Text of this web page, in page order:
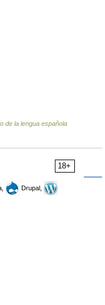
de la lengua española
18+
Drupal,